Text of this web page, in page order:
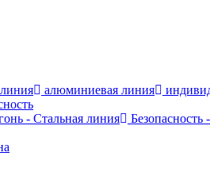
алюминиевая линия
- Стальная линия Безопасность